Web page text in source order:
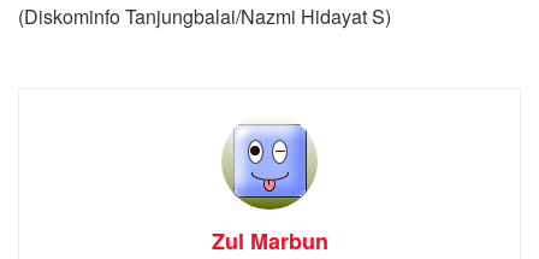
(Diskominfo Tanjungbalai/Nazmi Hidayat S)
Zul Marbun